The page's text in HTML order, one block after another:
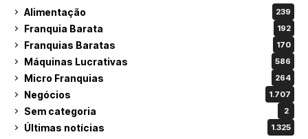
Alimentação 239
Franquia Barata 192
Franquias Baratas 170
Máquinas Lucrativas 586
Micro Franquias 264
Negócios 1.707
Sem categoria 2
Últimas notícias 1.325